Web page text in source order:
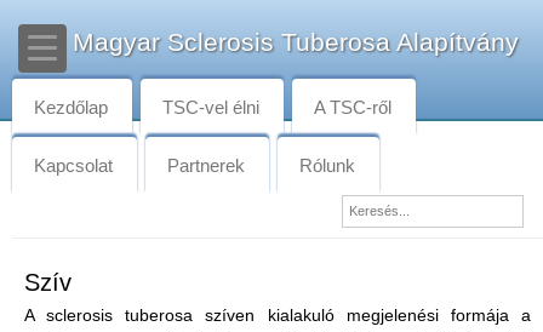
Magyar Sclerosis Tuberosa Alapítvány
Kezdőlap TSC-vel élni A TSC-ről
Kapcsolat Partnerek Rólunk
Szív
A sclerosis tuberosa szíven kialakuló megjelenési formája a